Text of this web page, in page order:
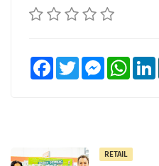
FacebookTwitter Messenger
RETAIL